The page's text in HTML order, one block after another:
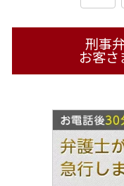
刑事
お客さ